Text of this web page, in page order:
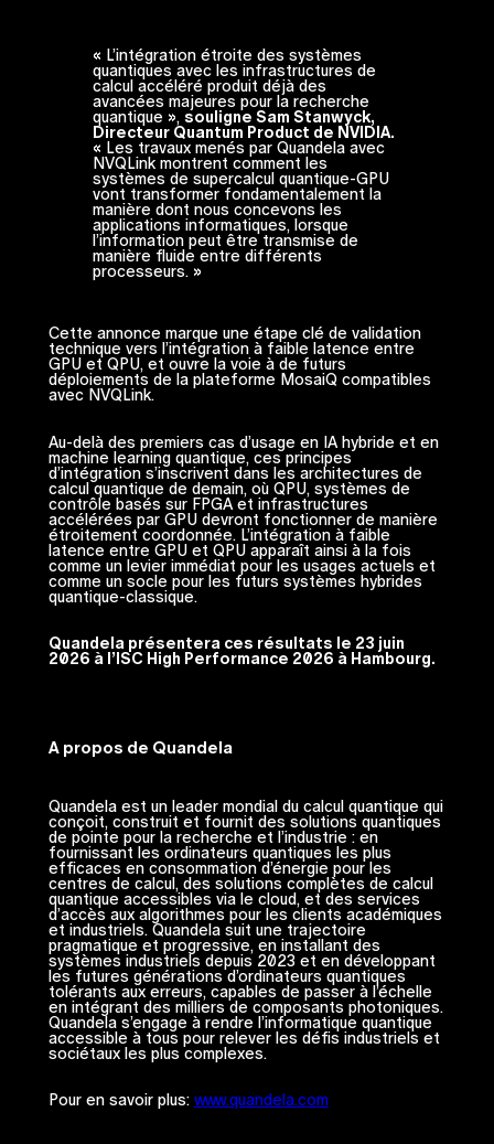
« L’intégration étroite des systèmes
quantiques avec les infrastructures de
calcul accéléré produit déjà des
avancées majeures pour la recherche
quantique », souligne Sam Stanwyck,
Directeur Quantum Product de NVIDIA.
« Les travaux menés par Quandela avec
NVQLink montrent comment les
systèmes de supercalcul quantique-GPU
vont transformer fondamentalement la
manière dont nous concevons les
applications informatiques, lorsque
l’information peut être transmise de
manière fluide entre différents
processeurs. »
Cette annonce marque une étape clé de validation
technique vers l’intégration à faible latence entre
GPU et QPU, et ouvre la voie à de futurs
déploiements de la plateforme MosaiQ compatibles
avec NVQLink.
Au-delà des premiers cas d’usage en IA hybride et en
machine learning quantique, ces principes
d’intégration s’inscrivent dans les architectures de
calcul quantique de demain, où QPU, systèmes de
contrôle basés sur FPGA et infrastructures
accélérées par GPU devront fonctionner de manière
étroitement coordonnée. L’intégration à faible
latence entre GPU et QPU apparaît ainsi à la fois
comme un levier immédiat pour les usages actuels et
comme un socle pour les futurs systèmes hybrides
quantique-classique.
Quandela présentera ces résultats le 23 juin
2026 à l’ISC High Performance 2026 à Hambourg.
A propos de Quandela
Quandela est un leader mondial du calcul quantique qui
conçoit, construit et fournit des solutions quantiques
de pointe pour la recherche et l’industrie : en
fournissant les ordinateurs quantiques les plus
efficaces en consommation d’énergie pour les
centres de calcul, des solutions complètes de calcul
quantique accessibles via le cloud, et des services
d’accès aux algorithmes pour les clients académiques
et industriels. Quandela suit une trajectoire
pragmatique et progressive, en installant des
systèmes industriels depuis 2023 et en développant
les futures générations d’ordinateurs quantiques
tolérants aux erreurs, capables de passer à l’échelle
en intégrant des milliers de composants photoniques.
Quandela s’engage à rendre l’informatique quantique
accessible à tous pour relever les défis industriels et
sociétaux les plus complexes.
Pour en savoir plus: www.quandela.com